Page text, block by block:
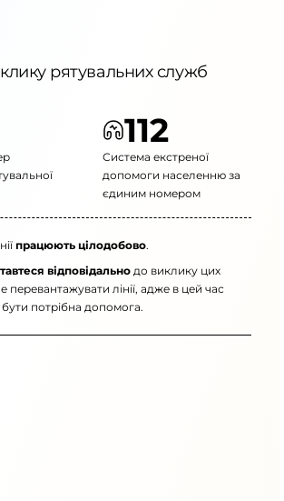
рятувальних служб
112
Система екстреної
допомоги населенню за
єдиним номером
працюють цілодобово.
відповідальнодо виклику цих
лінії, адже в цей час
потрібна допомога.